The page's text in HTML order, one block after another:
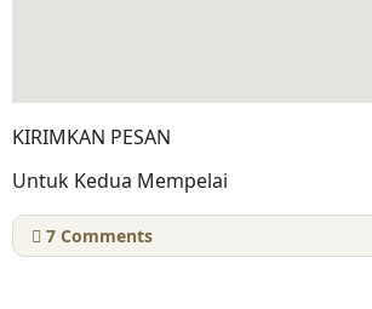
KIRIMKAN PESAN
Untuk Kedua Mempelai
7 Comments